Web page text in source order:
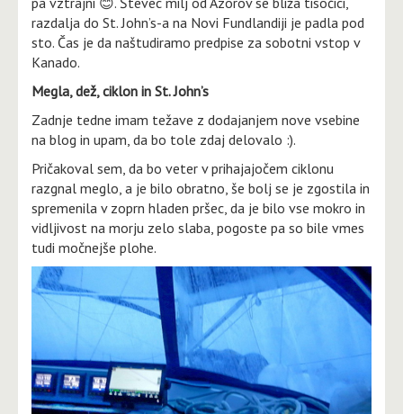
razdalja do St. John’s-a na Novi Fundlandiji je padla pod
sto. Čas je da naštudiramo predpise za sobotni vstop v
Kanado.
Megla, dež, ciklon in St. John’s
Zadnje tedne imam težave z dodajanjem nove vsebine
na blog in upam, da bo tole zdaj delovalo :).
Pričakoval sem, da bo veter v prihajajočem ciklonu
razgnal meglo, a je bilo obratno, še bolj se je zgostila in
spremenila v zoprn hladen pršec, da je bilo vse mokro in
vidljivost na morju zelo slaba, pogoste pa so bile vmes
tudi močnejše plohe.